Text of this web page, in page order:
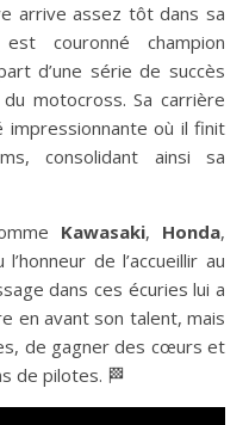
arrive assez tôt dans sa
couronné champion
d’une série de succès
motocross. Sa carrière
où il finit
consolidant ainsi sa
Kawasaki, Honda,
de l’accueillir au
dans ces écuries lui a
en avant son talent, mais
de gagner des cœurs et
de pilotes. 🏁